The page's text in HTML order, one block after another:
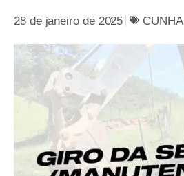
28 de janeiro de 2025 CUNHA